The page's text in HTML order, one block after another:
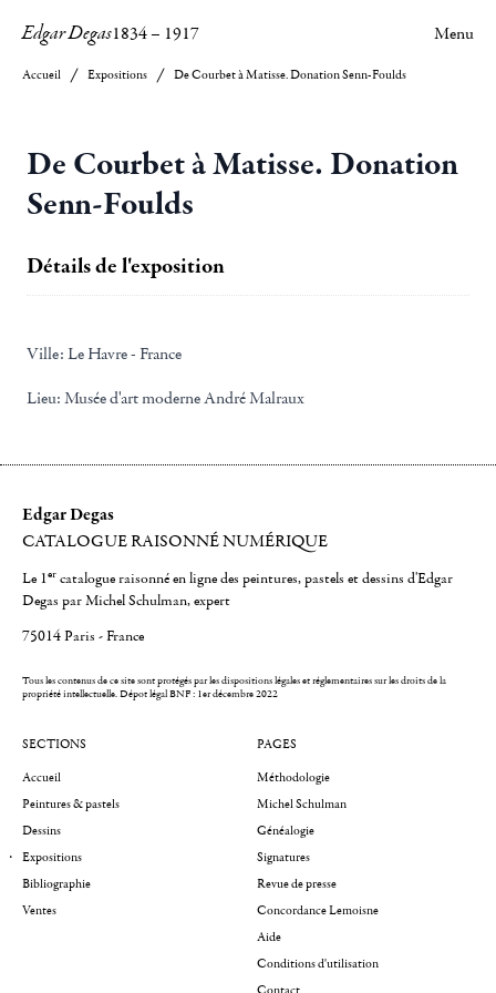
Edgar Degas1834– 1917 Menu
Accueil Expositions De Courbet à Matisse. Donation Senn-Foulds
De Courbet à Matisse. Donation
Senn-Foulds
Détails de l'exposition
Ville: Le Havre - France
Lieu: Musée d'art moderne André Malraux
Edgar Degas
CATALOGUE RAISONNÉ NUMÉRIQUE
Le 1er catalogue raisonné en ligne des peintures, pastels et dessins d'Edgar
Degas par Michel Schulman, expert
75014 Paris - France
Tous les contenus de ce site sont protégés par les dispositions légales et réglementaires sur les droits de la
propriété intellectuelle.Dépot légal BNF : 1er décembre 2022
SECTIONS
Accueil
Peintures & pastels
Dessins
Expositions
Bibliographie
Ventes
PAGES
Méthodologie
Michel Schulman
Généalogie
Signatures
Revue de presse
Concordance Lemoisne
Aide
Conditions d'utilisation